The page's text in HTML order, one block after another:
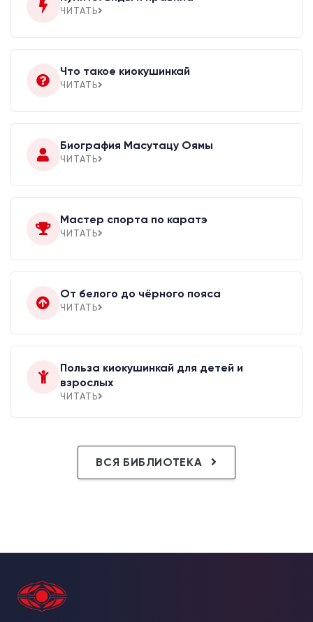
ЧИТАТЬ
Что такое киокушинкай
ЧИТАТЬ
Биография Масутацу Оямы
ЧИТАТЬ
Мастер спорта по каратэ
ЧИТАТЬ
От белого до чёрного пояса
ЧИТАТЬ
Польза киокушинкай для детей и
взрослых
ЧИТАТЬ
ВСЯ БИБЛИОТЕКА